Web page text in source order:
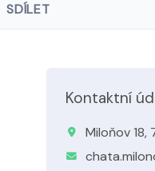
SDÍLET
Kontaktní
Miloňov 18,